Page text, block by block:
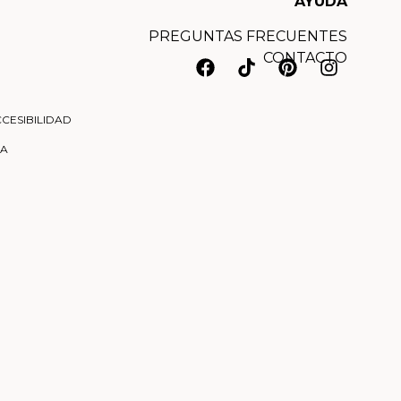
PREGUNTAS FRECUENTES
CONTACTO